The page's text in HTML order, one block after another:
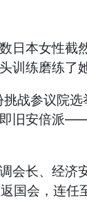
本女性截然
训练磨练了
参议院选
安倍派——
长、经济安
国会，连任